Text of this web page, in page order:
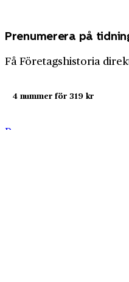
Prenumerera på
Få Företagshistoria
4 nummer för 319 kr
Prenumerera nu